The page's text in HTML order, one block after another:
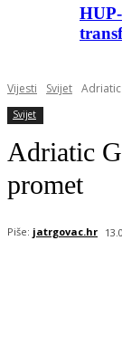
Vijesti Svijet
Svijet
Adriatic
promet
Piše: jatrgovac.hr